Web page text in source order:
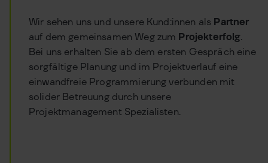
Wir sehen uns und unsere Kund:innen als Partner
auf dem gemeinsamen Weg zum Projekterfolg.
Bei uns erhalten Sie ab dem ersten Gespräch eine
sorgfältige Planung und im Projektverlauf eine
einwandfreie Programmierung verbunden mit
solider Betreuung durch unsere
Projektmanagement Spezialisten.